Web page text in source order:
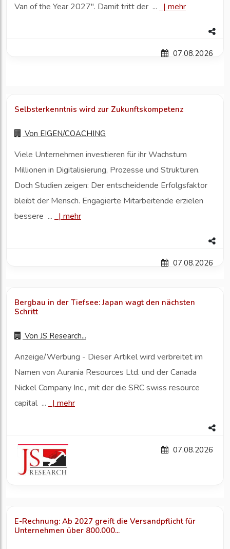
Van of the Year 2027". Damit tritt der ...
| mehr
07.08.2026
Selbsterkenntnis wird zur Zukunftskompetenz
Von EIGEN/COACHING
Viele Unternehmen investieren für ihr Wachstum
Millionen in Digitalisierung, Prozesse und Strukturen.
Doch Studien zeigen: Der entscheidende Erfolgsfaktor
bleibt der Mensch. Engagierte Mitarbeitende erzielen
bessere ...
| mehr
07.08.2026
Bergbau in der Tiefsee: Japan wagt den nächsten
Schritt
Von JS Research...
Anzeige/Werbung - Dieser Artikel wird verbreitet im
Namen von Aurania Resources Ltd. und der Canada
Nickel Company Inc., mit der die SRC swiss resource
capital ...
| mehr
07.08.2026
E-Rechnung: Ab 2027 greift die Versandpflicht für
Unternehmen über 800.000...